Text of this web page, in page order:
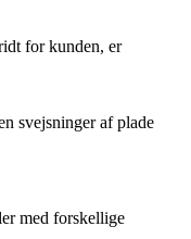
for kunden, er
svejsninger af plade
med forskellige